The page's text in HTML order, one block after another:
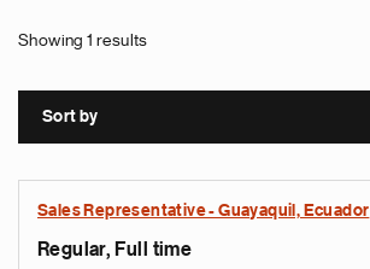
Showing 1 results
Sort by
Sales Representative - Guayaquil, Ecuador
Regular, Full time